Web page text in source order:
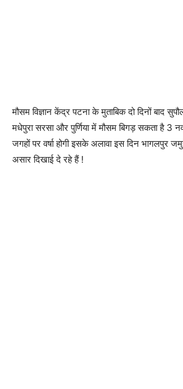
मौसम विज्ञान केंद्र पटना के मुताबिक दो दिनों बाद
मधेपुरा सरसा और पुर्णिया में मौसम बिगड़ सकता है 3
जगहों पर वर्षा होगी इसके अलावा इस दिन भागलपुर
असार दिखाई दे रहे हैं !